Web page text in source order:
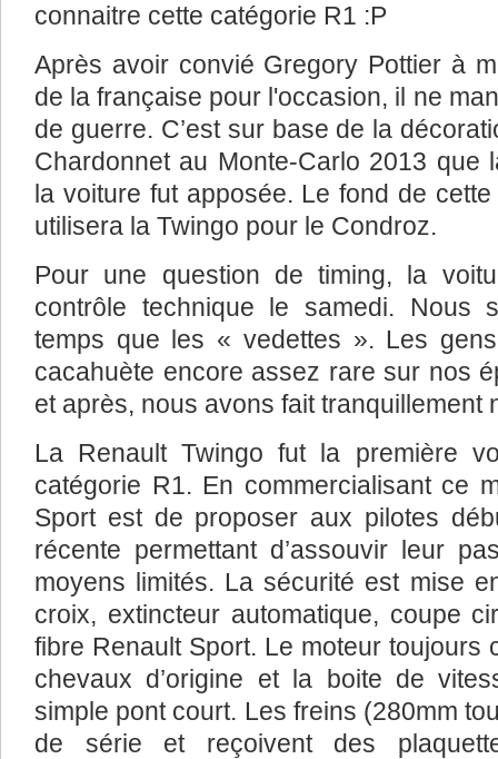
connaitre cette catégorie R1
Après avoir convié Gregory Pottier à
de la française pour l'occasion, il ne
de guerre. C’est sur base de la
Chardonnet au Monte-Carlo 2013 que
la voiture fut apposée. Le fond de
utilisera la Twingo pour le Condroz.
Pour une question de timing, la
contrôle technique le samedi. Nous
temps que les « vedettes ». Les
cacahuète encore assez rare sur nos
et après, nous avons fait tranquillement
La Renault Twingo fut la première
catégorie R1. En commercialisant ce
Sport est de proposer aux pilotes
récente permettant d’assouvir leur
moyens limités. La sécurité est mise
croix, extincteur automatique, coupe
fibre Renault Sport. Le moteur toujours
chevaux d’origine et la boite de
simple pont court. Les freins (280mm
de série et reçoivent des